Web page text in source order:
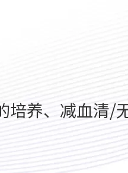
培养、减血清/